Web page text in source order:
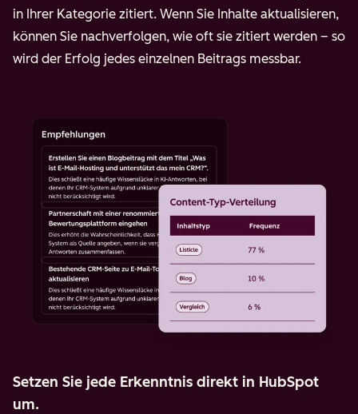
in Ihrer Kategorie zitiert. Wenn Sie Inhalte aktualisieren,
können Sie nachverfolgen, wie oft sie zitiert werden – so
wird der Erfolg jedes einzelnen Beitrags messbar.
Setzen Sie jede Erkenntnis direkt in HubSpot
um.